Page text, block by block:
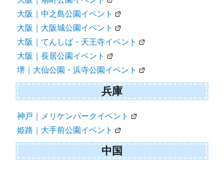
大阪｜中之島公園イベント
大阪｜大阪城公園イベント
大阪｜てんしば・天王寺イベント
大阪｜長居公園イベント
堺｜大仙公園・浜寺公園イベント
兵庫
神戸｜メリケンパークイベント
姫路｜大手前公園イベント
中国